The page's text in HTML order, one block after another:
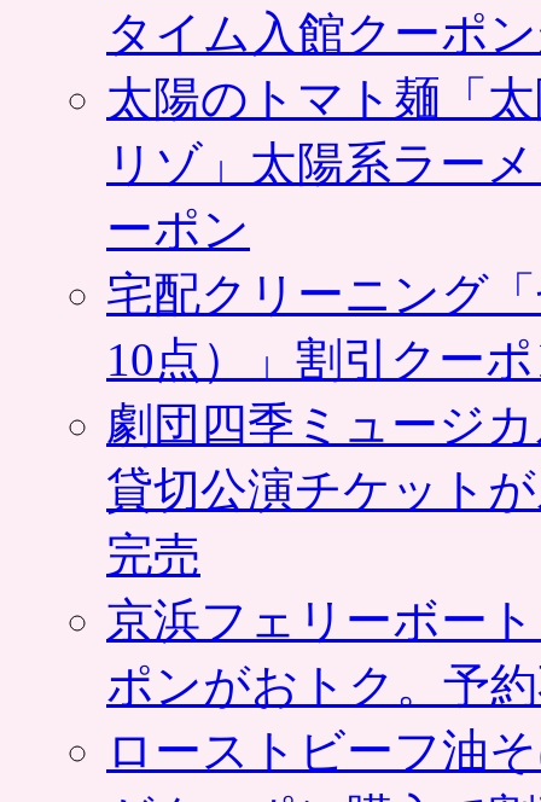
タイム入館クーポ
太陽のトマト麺「
リゾ」太陽系ラー
ーポン
宅配クリーニング
10点）」割引クー
劇団四季ミュージ
貸切公演チケット
完売
京浜フェリーボー
ポンがおトク。予
ローストビーフ油